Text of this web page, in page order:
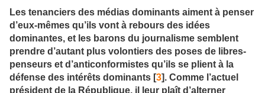
Les tenanciers des médias dominants aiment à penser
d’eux-mêmes qu’ils vont à rebours des idées
dominantes, et les barons du journalisme semblent
prendre d’autant plus volontiers des poses de libres-
penseurs et d’anticonformistes qu’ils se plient à la
défense des intérêts dominants [3]. Comme l’actuel
président de la République, il leur plaît d’alterner